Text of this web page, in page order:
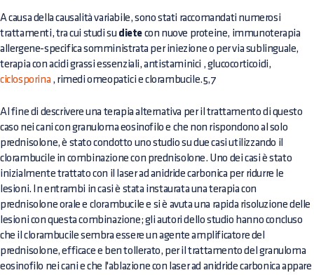
A causa della causalità variabile, sono stati raccomandati numerosi
trattamenti, tra cui studi su diete con nuove proteine, immunoterapia
allergene-specifica somministrata per iniezione o per via sublinguale,
terapia con acidi grassi essenziali,antistaminici , glucocorticoidi,
ciclosporina , rimedi omeopatici e clorambucile.5,7
Al fine di descrivere una terapia alternativa per il trattamento di questo
caso nei cani con granuloma eosinofilo e che non rispondono al solo
prednisolone, è stato condotto uno studio su due casi utilizzando il
clorambucile in combinazione con prednisolone. Uno dei casi è stato
inizialmente trattato con il laser ad anidride carbonica per ridurre le
lesioni. In entrambi in casi è stata instaurata una terapia con
prednisolone orale e clorambucile e si è avuta una rapida risoluzione delle
lesioni con questa combinazione; gli autori dello studio hanno concluso
che il clorambucile sembra essere un agente amplificatore del
prednisolone, efficace e ben tollerato, per il trattamento del granuloma
eosinofilo nei cani e che l'ablazione con laser ad anidride carbonica appare